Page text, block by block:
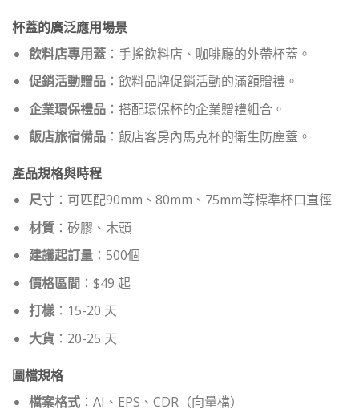
杯蓋的廣泛應用場景
飲料店專用蓋：手搖飲料店、咖啡廳的外帶杯蓋。
促銷活動贈品：飲料品牌促銷活動的滿額贈禮。
企業環保禮品：搭配環保杯的企業贈禮組合。
飯店旅宿備品：飯店客房內馬克杯的衛生防塵蓋。
產品規格與時程
尺寸：可匹配90mm、80mm、75mm等標準杯口直徑
材質：矽膠、木頭
建議起訂量：500個
價格區間 ：$49 起
打樣：15-20 天
大貨：20-25 天
圖檔規格
檔案格式：AI、EPS、CDR（向量檔）